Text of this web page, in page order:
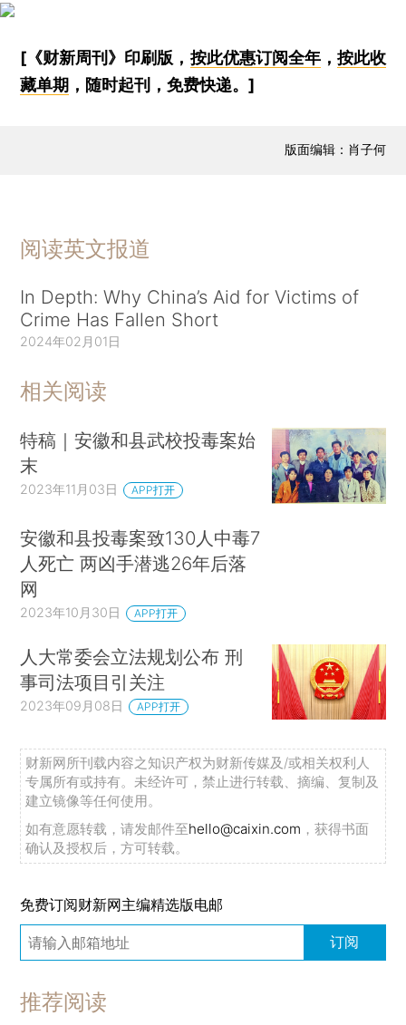
[《财新周刊》印刷版， 按此优惠订阅全年， 按此收
藏单期 ，随时起刊，免费快递。]
版面编辑：肖子何
阅读英文报道
In Depth: Why China’s Aid for Victims of
Crime Has Fallen Short
2024年02月01日
相关阅读
特稿｜安徽和县武校投毒案始
末
2023年11月03日 APP打开
安徽和县投毒案致130人中毒7
人死亡 两凶手潜逃26年后落
网
2023年10月30日 APP打开
人大常委会立法规划公布 刑
事司法项目引关注
2023年09月08日 APP打开
财新网所刊载内容之知识产权为财新传媒及/或相关权利人
专属所有或持有。未经许可，禁止进行转载、摘编、复制及
建立镜像等任何使用。
如有意愿转载，请发邮件至hello@caixin.com ，获得书面
确认及授权后，方可转载。
免费订阅财新网主编精选版电邮
订阅
推荐阅读